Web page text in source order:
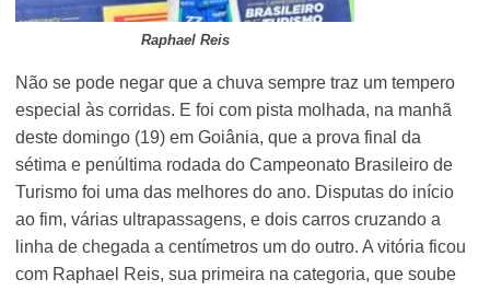
Raphael Reis
Não se pode negar que a chuva sempre traz um tempero
especial às corridas. E foi com pista molhada, na manhã
deste domingo (19) em Goiânia, que a prova final da
sétima e penúltima rodada do Campeonato Brasileiro de
Turismo foi uma das melhores do ano. Disputas do início
ao fim, várias ultrapassagens, e dois carros cruzando a
linha de chegada a centímetros um do outro. A vitória ficou
com Raphael Reis, sua primeira na categoria, que soube